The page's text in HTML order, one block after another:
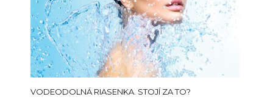
VODEODOLNÁ RIASENKA. STOJÍ ZA TO?